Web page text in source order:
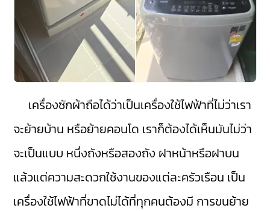
เครื่องซักผ้าถือได้ว่าเป็นเครื่องใช้ไฟฟ้าที่ไม่ว่าเรา
จะย้ายบ้าน หรือย้ายคอนโด เราก็ต้องได้เห็นมันไม่ว่า
จะเป็นแบบ หนึ่งถังหรือสองถัง ฝาหน้าหรือฝาบน
แล้วแต่ความสะดวกใช้งานของแต่ละครัวเรือน เป็น
เครื่องใช้ไฟฟ้าที่ขาดไม่ได้ที่ทุกคนต้องมี การขนย้าย